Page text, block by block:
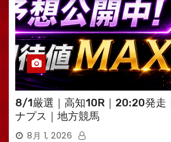
8/1厳選｜高知10R｜20:20発走
ナプス｜地方競馬
8月 1, 2026